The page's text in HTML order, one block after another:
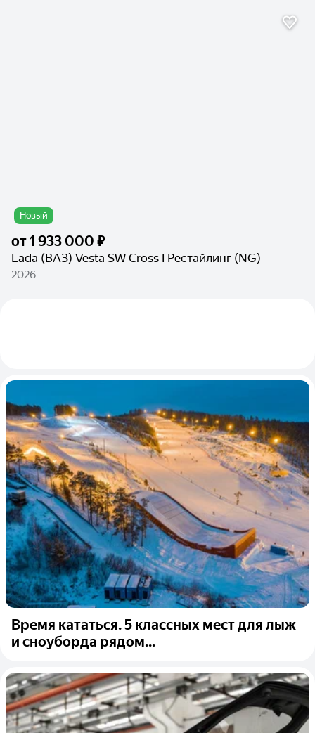
Новый
от1 933 000 ₽
Lada (ВАЗ) Vesta SW Cross I Рестайлинг (NG)
2026
Время кататься. 5 классных мест для лыж
и сноуборда рядом...